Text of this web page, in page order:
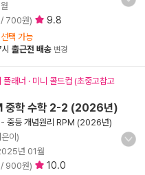
/ 700원) 9.8
택 가능
출근전 배송 변경
래너 · 미니 콜드컵 (초중고참고
중학 수학 2-2 (2026년)
- 중등 개념원리 RPM (2026년)
이)
년 01월
/ 900원) 10.0